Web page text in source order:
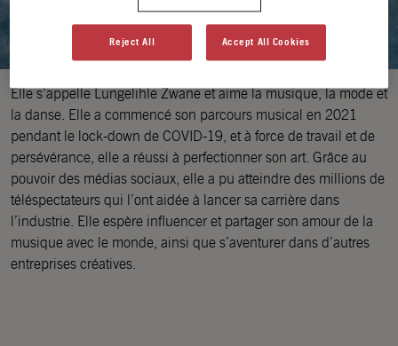
Elle s’appelleLungelihle Zwaneet aime la musique, la mode et
la danse. Elle a commencé son parcours musical en 2021
pendant le lock-down de COVID-19, et à force de travail et de
persévérance, elle a réussi à perfectionner son art. Grâce au
pouvoir des médias sociaux, elle a pu atteindre des millions de
téléspectateurs qui l’ont aidée à lancer sa carrière dans
l’industrie. Elle espère influencer et partager son amour de la
musique avec le monde, ainsi que s’aventurer dans d’autres
entreprises créatives.
Reject All Accept All Cookies